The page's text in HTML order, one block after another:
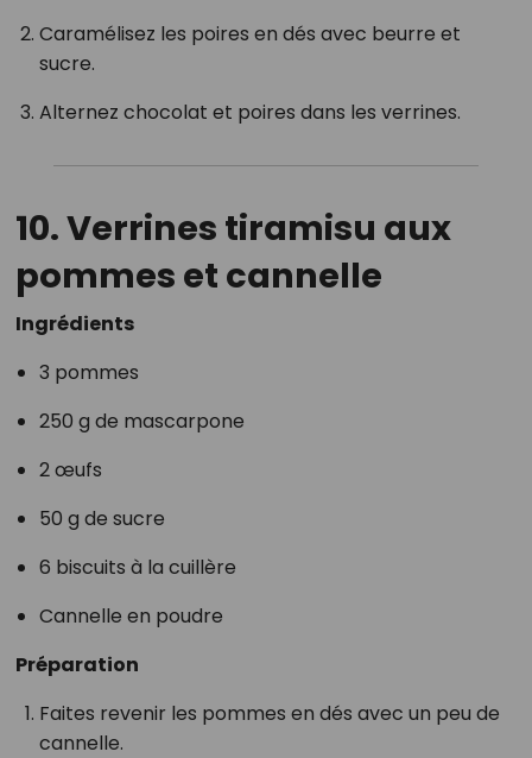
Caramélisez les poires en dés avec beurre et
sucre.
Alternez chocolat et poires dans les verrines.
10. Verrines tiramisu aux
pommes et cannelle
Ingrédients
3 pommes
250 g de mascarpone
2 œufs
50 g de sucre
6 biscuits à la cuillère
Cannelle en poudre
Préparation
Faites revenir les pommes en dés avec un peu de
cannelle.